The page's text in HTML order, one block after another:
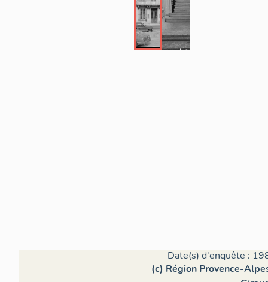
Date(s) d'enquête :
(c) Région Provence-